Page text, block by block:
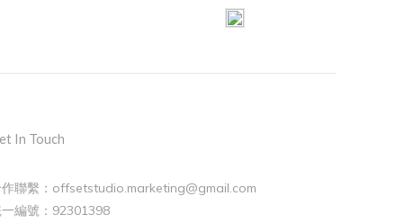
In Touch
聯繫：offsetstudio.marketing@gmail.com
編號：92301398